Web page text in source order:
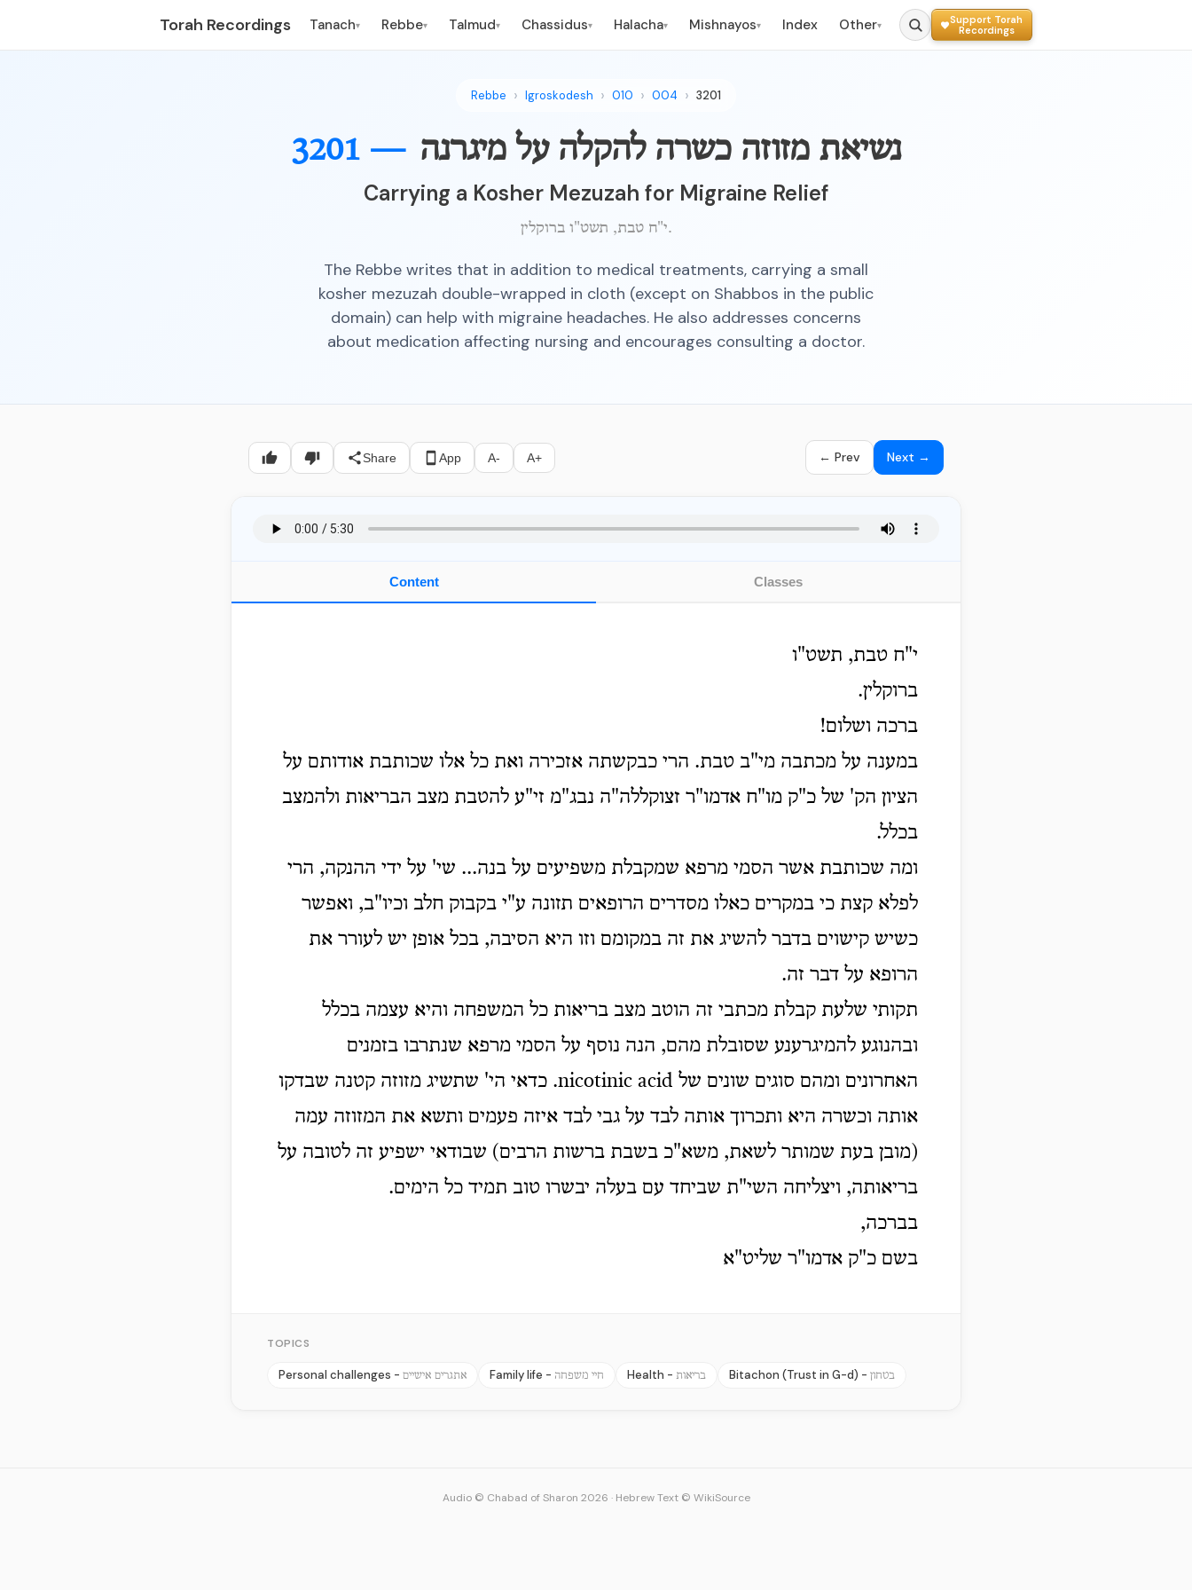
Torah Recordings Tanach▾ Rebbe▾ Talmud▾ Chassidus▾ Halacha▾ Mishnayos▾ Index Other▾
Support Torah
Recordings
Rebbe Igroskodesh 010 004 3201
3201 — נשיאת מזוזה כשרה להקלה על מיגרנה
Carrying a Kosher Mezuzah for Migraine Relief
י"ח טבת, תשט"ו ברוקלין.
The Rebbe writes that in addition to medical treatments, carrying a small
kosher mezuzah double-wrapped in cloth (except on Shabbos in the public
domain) can help with migraine headaches. He also addresses concerns
about medication affecting nursing and encourages consulting a doctor.
Share App A- A+ ← Prev Next →
Content Classes
י"ח טבת, תשט"ו
ברוקלין.
ברכה ושלום!
במענה על מכתבה מי"ב טבת. הרי כבקשתה אזכירה ואת כל אלו שכותבת אודותם על
הציון הק' של כ"ק מו"ח אדמו"ר זצוקללה"ה נבג"מ זי"ע להטבת מצב הבריאות ולהמצב
בכלל.
ומה שכותבת אשר הסמי מרפא שמקבלת משפיעים על בנה... שי' על ידי ההנקה, הרי
לפלא קצת כי במקרים כאלו מסדרים הרופאים תזונה ע"י בקבוק חלב וכיו"ב, ואפשר
כשיש קישוים בדבר להשיג את זה במקומם וזו היא הסיבה, בכל אופן יש לעורר את
הרופא על דבר זה.
תקותי שלעת קבלת מכתבי זה הוטב מצב בריאות כל המשפחה והיא עצמה בכלל
ובהנוגע להמיגרענע שסובלת מהם, הנה נוסף על הסמי מרפא שנתרבו בזמנים
האחרונים ומהם סוגים שונים של nicotinic acid. כדאי הי' שתשיג מזוזה קטנה שבדקו
אותה וכשרה היא ותכרוך אותה לבד על גבי לבד איזה פעמים ותשא את המזוזה עמה
(מובן בעת שמותר לשאת, משא"כ בשבת ברשות הרבים) שבודאי ישפיע זה לטובה על
בריאותה, ויצליחה השי"ת שביחד עם בעלה יבשרו טוב תמיד כל הימים.
בברכה,
בשם כ"ק אדמו"ר שליט"א
TOPICS
Personal challenges - אתגרים אישיים Family life - חיי משפחה Health - בריאות Bitachon (Trust in G-d) - בטחון
Audio © Chabad of Sharon 2026 · Hebrew Text © WikiSource